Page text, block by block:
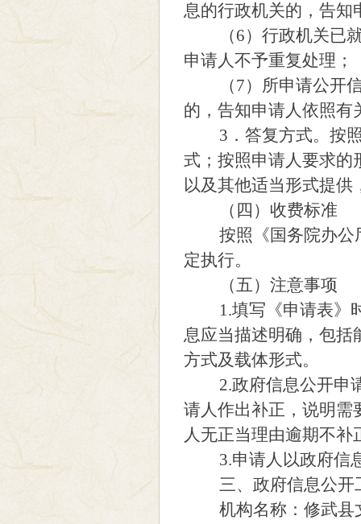
息的行政机关的，告知
（6）行政机关已就
申请人不予重复处理；
（7）所申请公开信
的，告知申请人依照有
3．答复方式。按照
式；按照申请人要求的
以及其他适当形式提
（四）收费标准
按照《国务院办公厅
定执行。
（五）注意事项
1.填写《申请表》时
息应当描述明确，包括
方式及载体形式。
2.政府信息公开申请
请人作出补正，说明需
人无正当理由逾期不
3.申请人以政府信息
三、政府信息公开
机构名称：修武县